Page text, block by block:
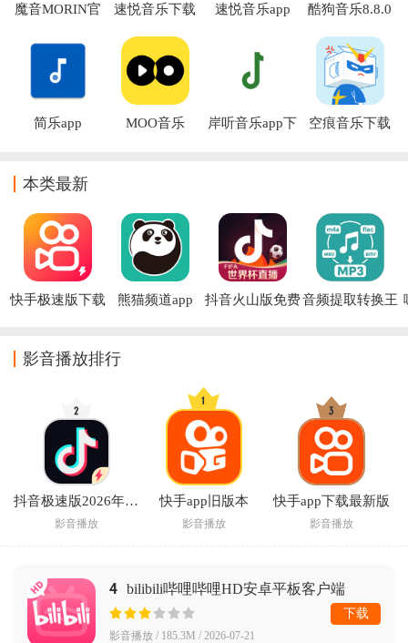
魔音MORIN官
下载
速悦音乐下载
速悦音乐app
酷狗音乐8.8.0
简乐app MOO音乐
岸听音乐app下
空痕音乐下载
本类最新
快手极速版下载
熊猫频道app
抖音火山版免费音频提取转换王
影音播放排行
抖音极速版2026年新版免费下载
影音播放
快手app旧版本
影音播放
快手app下载最新版
影音播放
4 bilibili哔哩哔哩HD安卓平板客户端
影音播放 / 185.3M / 2026-07-21
下载